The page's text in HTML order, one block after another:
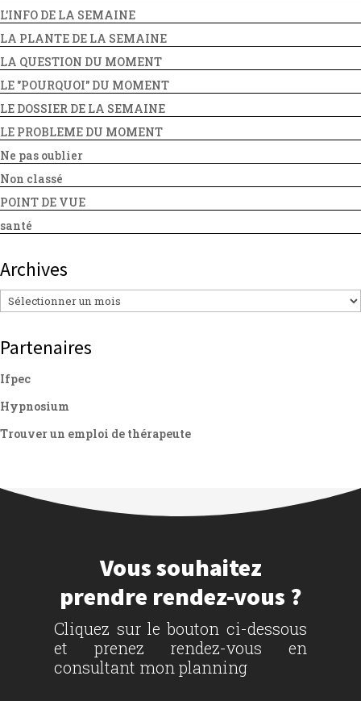
L'INFO DE LA SEMAINE
LA PLANTE DE LA SEMAINE
LA QUESTION DU MOMENT
LE "POURQUOI" DU MOMENT
LE DOSSIER DE LA SEMAINE
LE PROBLEME DU MOMENT
Ne pas oublier
Non classé
POINT DE VUE
santé
Archives
Archives
Partenaires
Ifpec
Hypnosium
Trouver un emploi de thérapeute
Vous souhaitez
prendre rendez-vous ?
Cliquez sur le bouton ci-dessous
et prenez rendez-vous en
consultant mon planning